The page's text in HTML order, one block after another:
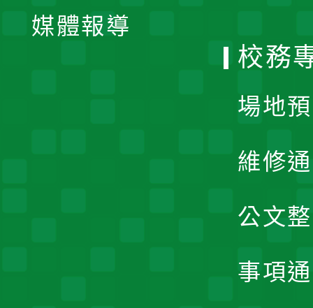
媒體報導
校務
場地
維修
公文
事項